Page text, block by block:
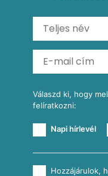
Ratatouille
Mexikói húsleves
Almás-kéksajtos
Köretek
Reggeli receptek
Válaszd ki, hogy
felíratkozni:
Napi hírlevél
Hozzájárulok,